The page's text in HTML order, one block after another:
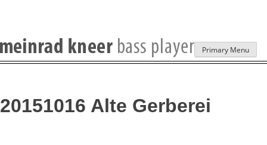
Skip
to
Primary Menu
20151016 Alte Gerberei